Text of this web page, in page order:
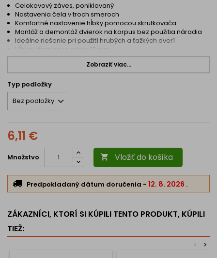
Celokovový záves, poniklovaný
Nastavenia čela v troch smeroch
Komfortné nastavenie hĺbky pomocou skrutkovača
Montáž a demontáž dvierok na korpus bez použitia náradia
Ideálne riešenie pri použití hrubých a ťažkých dverí
Hĺbka vŕtania pre misku 13 mm
Zobraziť viac...
Typ podložky
6,11 €
Množstvo  Vložiť do košíka
Predpokladaný dátum doručenia - 12. 8. 2026 .
ZÁKAZNÍCI, KTORÍ SI KÚPILI TENTO PRODUKT, KÚPILI
TIEŽ:
>
<